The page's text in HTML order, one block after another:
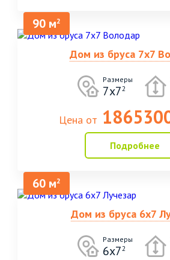
90 м2
Дом из бруса 7х7
Размеры
7х72
Цена от
Подробнее
60 м2
Дом из бруса 6х7
Размеры
6х72